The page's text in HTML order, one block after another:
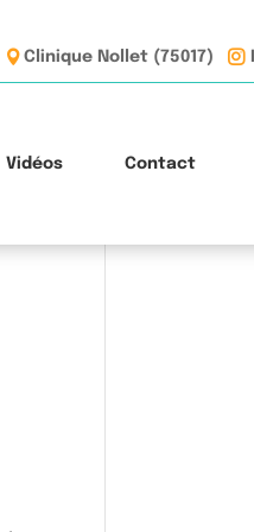
Clinique Nollet (75017)
Vidéos Contact